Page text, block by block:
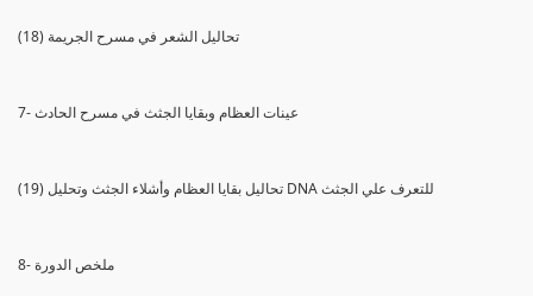
(18) تحاليل الشعر في مسرح الجريمة
7- عينات العظام وبقايا الجثث في مسرح الحادث
(19) تحاليل بقايا العظام وأشلاء الجثث وتحليل DNA للتعرف علي الجثث
8- ملخص الدورة